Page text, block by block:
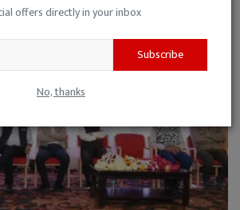
offers directly in your inbox
Subscribe
No, thanks